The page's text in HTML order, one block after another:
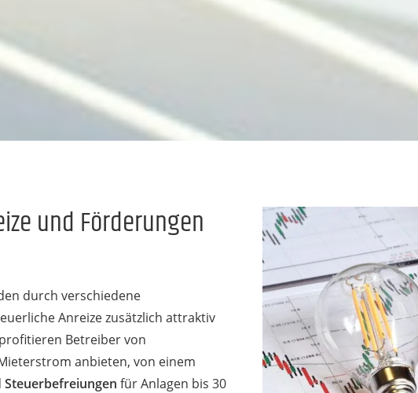
und Förderungen
durch verschiedene
Anreize zusätzlich attraktiv
Betreiber von
anbieten, von einem
Steuerbefreiungen für Anlagen bis 30